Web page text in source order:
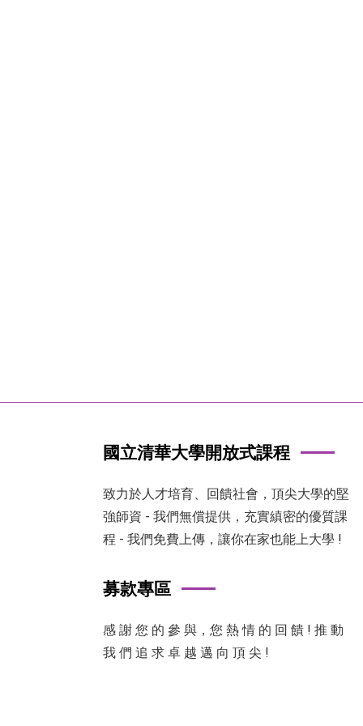
國立清華大學開放式課程
致力於人才培育、回饋社會，頂尖大學的堅
強師資 - 我們無償提供，充實縝密的優質課
程 - 我們免費上傳，讓你在家也能上大學 !
募款專區
感 謝 您 的 參 與，您 熱 情 的 回 饋 ! 推 動
我 們 追 求 卓 越 邁 向 頂 尖 !